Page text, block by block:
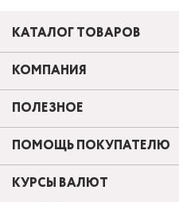
КАТАЛОГ ТОВАРОВ
КОМПАНИЯ
ПОЛЕЗНОЕ
ПОМОЩЬ ПОКУПАТЕЛЮ
КУРСЫ ВАЛЮТ